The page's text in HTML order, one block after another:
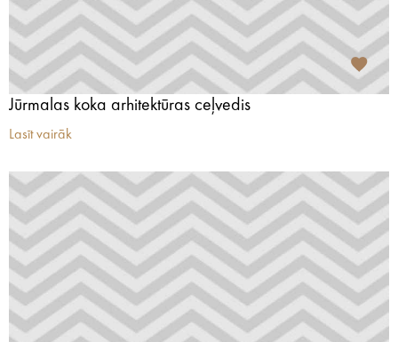
Jūrmalas koka arhitektūras ceļvedis
Lasīt vairāk